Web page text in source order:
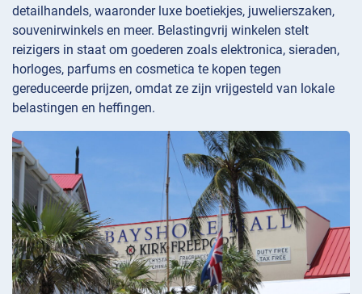
detailhandels, waaronder luxe boetiekjes, juwelierszaken,
souvenirwinkels en meer. Belastingvrij winkelen stelt
reizigers in staat om goederen zoals elektronica, sieraden,
horloges, parfums en cosmetica te kopen tegen
gereduceerde prijzen, omdat ze zijn vrijgesteld van lokale
belastingen en heffingen.